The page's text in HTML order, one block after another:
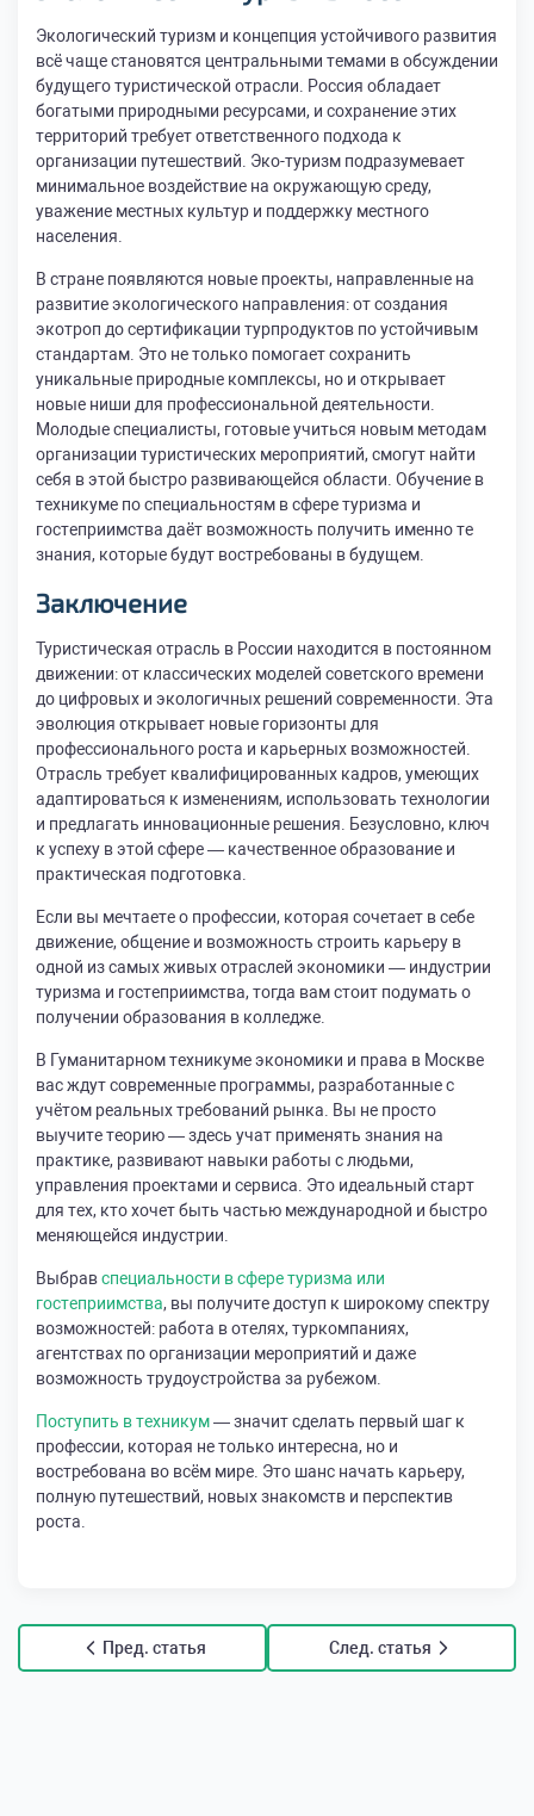
Экологический туризм и концепция устойчивого развития
всё чаще становятся центральными темами в обсуждении
будущего туристической отрасли. Россия обладает
богатыми природными ресурсами, и сохранение этих
территорий требует ответственного подхода к
организации путешествий. Эко-туризм подразумевает
минимальное воздействие на окружающую среду,
уважение местных культур и поддержку местного
населения.
В стране появляются новые проекты, направленные на
развитие экологического направления: от создания
экотроп до сертификации турпродуктов по устойчивым
стандартам. Это не только помогает сохранить
уникальные природные комплексы, но и открывает
новые ниши для профессиональной деятельности.
Молодые специалисты, готовые учиться новым методам
организации туристических мероприятий, смогут найти
себя в этой быстро развивающейся области. Обучение в
техникуме по специальностям в сфере туризма и
гостеприимства даёт возможность получить именно те
знания, которые будут востребованы в будущем.
Заключение
Туристическая отрасль в России находится в постоянном
движении: от классических моделей советского времени
до цифровых и экологичных решений современности. Эта
эволюция открывает новые горизонты для
профессионального роста и карьерных возможностей.
Отрасль требует квалифицированных кадров, умеющих
адаптироваться к изменениям, использовать технологии
и предлагать инновационные решения. Безусловно, ключ
к успеху в этой сфере — качественное образование и
практическая подготовка.
Если вы мечтаете о профессии, которая сочетает в себе
движение, общение и возможность строить карьеру в
одной из самых живых отраслей экономики — индустрии
туризма и гостеприимства, тогда вам стоит подумать о
получении образования в колледже.
В Гуманитарном техникуме экономики и права в Москве
вас ждут современные программы, разработанные с
учётом реальных требований рынка. Вы не просто
выучите теорию — здесь учат применять знания на
практике, развивают навыки работы с людьми,
управления проектами и сервиса. Это идеальный старт
для тех, кто хочет быть частью международной и быстро
меняющейся индустрии.
Выбравспециальности в сфере туризма или
гостеприимства, вы получите доступ к широкому спектру
возможностей: работа в отелях, туркомпаниях,
агентствах по организации мероприятий и даже
возможность трудоустройства за рубежом.
Поступить в техникум— значит сделать первый шаг к
профессии, которая не только интересна, но и
востребована во всём мире. Это шанс начать карьеру,
полную путешествий, новых знакомств и перспектив
роста.
Пред. статья След. статья